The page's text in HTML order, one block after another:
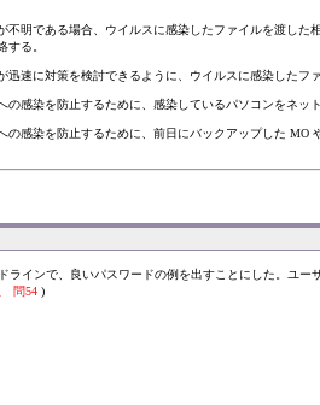
不明である場合、ウイルスに感染したファイルを渡し
する。
迅速に対策を検討できるように、ウイルスに感染したフ
の感染を防止するために、感染しているパソコンをネッ
の感染を防止するために、前日にバックアップした MO
ラインで、良いパスワードの例を出すことにした。ユー
問54 )